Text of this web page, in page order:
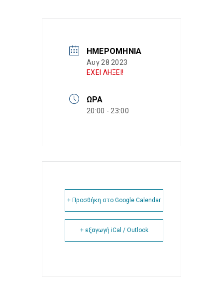
ΗΜΕΡΟΜΗΝΊΑ
Αυγ 28 2023
ΕΧΕΙ ΛΗΞΕΙ!
ΏΡΑ
20:00 - 23:00
+ Προσθήκη στο Google Calendar
+ εξαγωγή iCal / Outlook